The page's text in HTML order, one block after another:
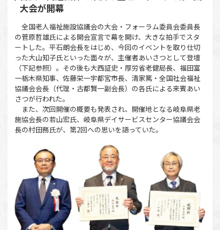
大会が開幕
全国老人福祉施設協議会の大会・フォーラム委員会委員長
の菅原哲雄氏による開会宣言で幕を開け、大きな拍手でスタ
ートした。平石朗会長をはじめ、今回のイベントを取り仕切
った大山知子氏といった面々が、主催者あいさつとして登壇
（下記参照）。その後も大西証史・厚労省老健局長、福田富
一栃木県知事、佐藤栄一宇都宮市長、清家篤・全国社会福祉
協議会会長（代理・古都賢一副会長）の各氏による来賓あい
さつが行われた。
また、次回開催の概要も発表され、開催地となる岐阜県老
施協会長の若山宏氏、岐阜県デイサービスセンター協議会会
長の村田務氏が、第2回への思いを語っていた。